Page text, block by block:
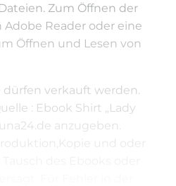
Zum Öffnen der
Reader oder eine
Öffnen und Lesen von
verkauft werden.
: Ebook Shirt „Lady
anzugeben.
und oder